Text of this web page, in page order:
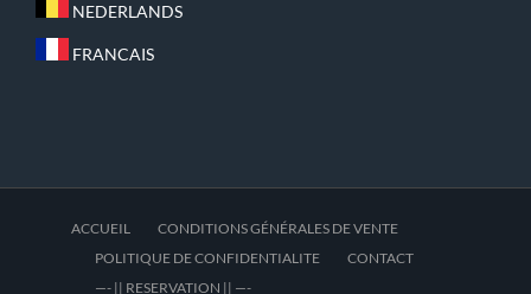
NEDERLANDS
FRANCAIS
ACCUEIL
CONDITIONS GÉNÉRALES DE VENTE
POLITIQUE DE CONFIDENTIALITE
CONTACT
—- || RESERVATION || —-